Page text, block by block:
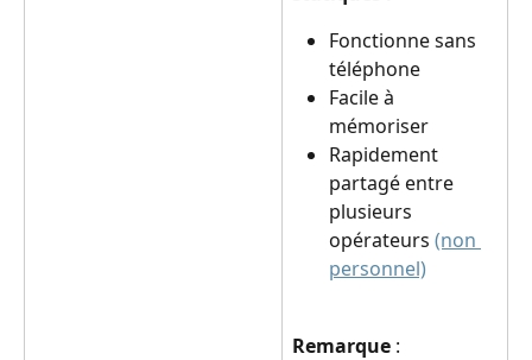
Fonctionne sans
téléphone
Facile à
mémoriser
Rapidement
partagé entre
plusieurs
opérateurs (non
personnel)
Remarque :